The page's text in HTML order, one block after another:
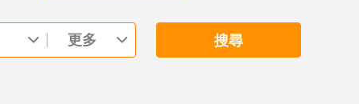
更多 搜尋